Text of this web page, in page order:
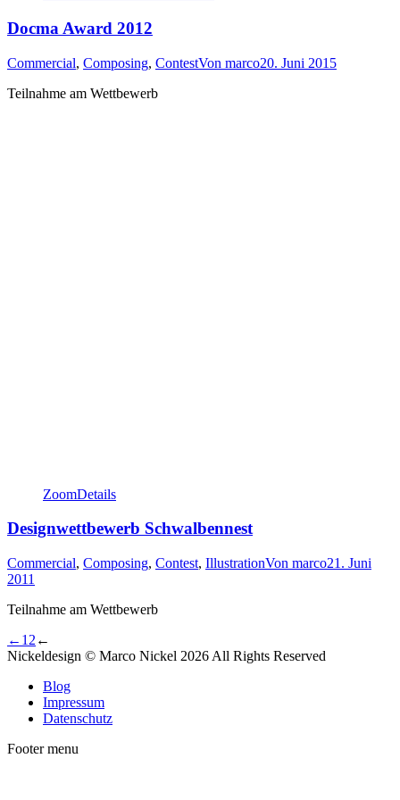
Docma Award 2012
Commercial, Composing, ContestVon marco20. Juni 2015
Teilnahme am Wettbewerb
ZoomDetails
Designwettbewerb Schwalbennest
Commercial, Composing, Contest, IllustrationVon marco21. Juni
2011
Teilnahme am Wettbewerb
← 1 2 ←
Nickeldesign © Marco Nickel 2026 All Rights Reserved
Blog
Impressum
Datenschutz
Footer menu